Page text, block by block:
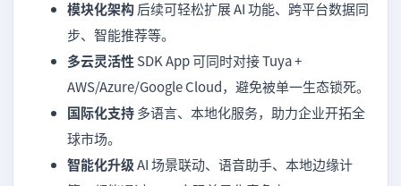
模块化架构后续可轻松扩展 AI 功能、跨平台数据同
步、智能推荐等。
多云灵活性 SDK App 可同时对接 Tuya +
AWS/Azure/Google Cloud，避免被单一生态锁死。
国际化支持多语言、本地化服务，助力企业开拓全
球市场。
智能化升级AI 场景联动、语音助手、本地边缘计